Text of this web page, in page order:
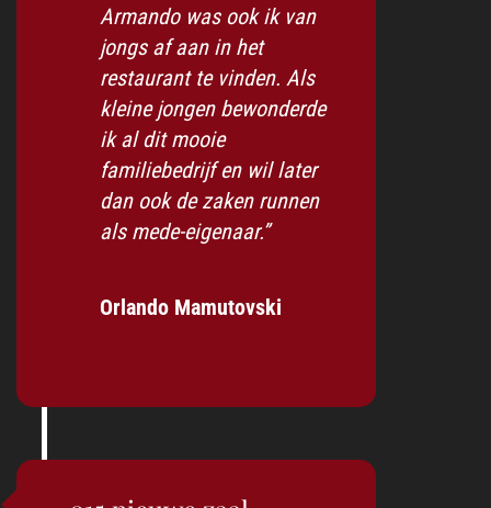
Armando was ook ik van
jongs af aan in het
restaurant te vinden. Als
kleine jongen bewonderde
ik al dit mooie
familiebedrijf en wil later
dan ook de zaken runnen
als mede-eigenaar.”
Orlando Mamutovski